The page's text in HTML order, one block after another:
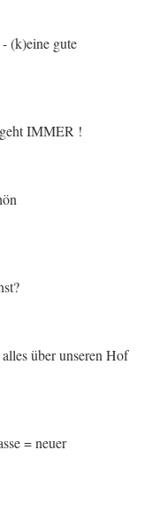
(k)eine gute
IMMER !
über unseren Hof
= neuer